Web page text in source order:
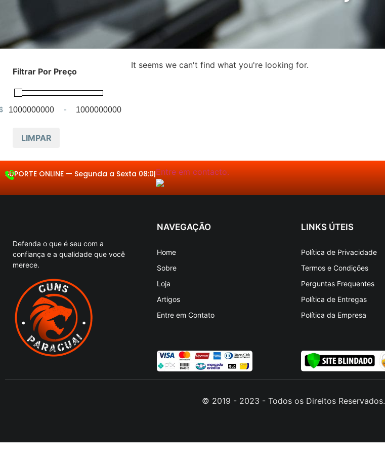
Filtrar Por Preço
Minimum Price
-Maximum Price
LIMPAR
It seems we can't find what you're looking for.
SUPORTE ONLINE — Segunda a Entre em contacto.
Defenda o que é seu com a
confiança e a qualidade que você
merece.
NAVEGAÇÃO
Home
Sobre
Loja
Artigos
Entre em Contato
LINKS ÚTEIS
Política de Privacidade
Termos e Condições
Perguntas Frequentes
Política de Entregas
Política da Empresa
© 2019 - 2023 - Todos os Direitos Reservados.